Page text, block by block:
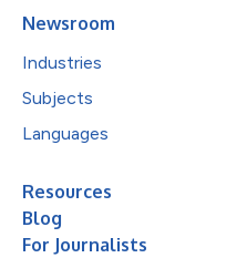
Newsroom
Industries
Subjects
Languages
Resources
Blog
For Journalists